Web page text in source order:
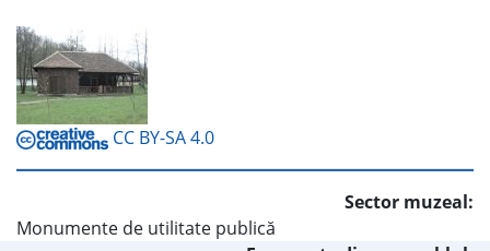
CC BY-SA 4.0
Sector muzeal:
Monumente de utilitate publică